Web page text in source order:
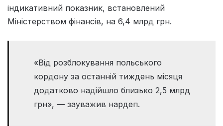
індикативний показник, встановлений
Міністерством фінансів, на 6,4 млрд грн.
«Від розблокування польського
кордону за останній тиждень місяця
додатково надійшло близько 2,5 млрд
грн», — зауважив нардеп.